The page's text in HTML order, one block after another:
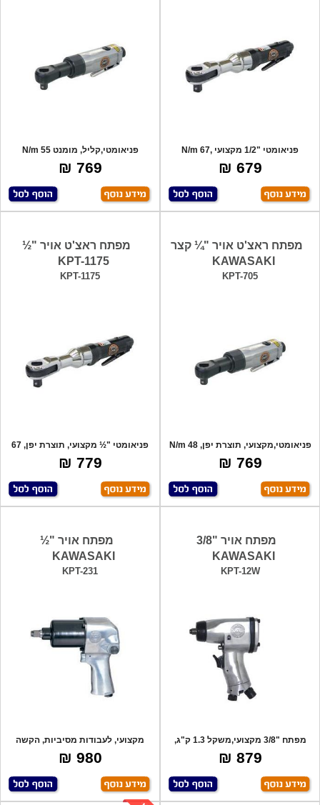
פניאומטי "1/2 מקצועי ,67 N/m
תוצרת יפן.
679 ₪
פניאומטי,קליל, מומנט 55 N/m
מקצועי, תוצר
769 ₪
מפתח ראצ'ט אויר "¼ קצר
KAWASAKI
KPT-705
פניאומטי,מקצועי, תוצרת יפן, 48 N/m
769 ₪
מפתח ראצ'ט אויר "½
KPT-1175
KPT-1175
פניאומטי "½ מקצועי, תוצרת יפן, 67
N/m
779 ₪
מפתח אויר "3/8
KAWASAKI
KPT-12W
מפתח "3/8 מקצועי,משקל 1.3 ק"ג,
120N/m, ת
879 ₪
מפתח אויר "½
KAWASAKI
KPT-231
מקצועי, לעבודות מסיביות, הקשה
כפולה, 550
980 ₪